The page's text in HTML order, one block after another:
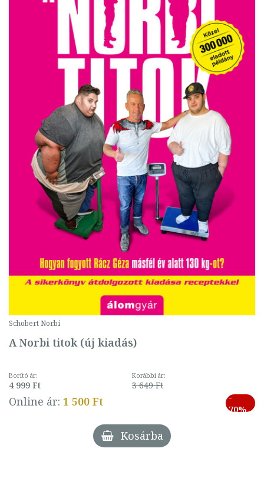
Schobert Norbi
A Norbi titok (új kiadás)
Borító ár:
4 999 Ft
Korábbi ár:
3 649 Ft
Online ár: 1 500 Ft
-
70%
Kosárba